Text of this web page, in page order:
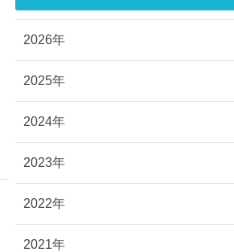
2026年
2025年
2024年
2023年
2022年
2021年